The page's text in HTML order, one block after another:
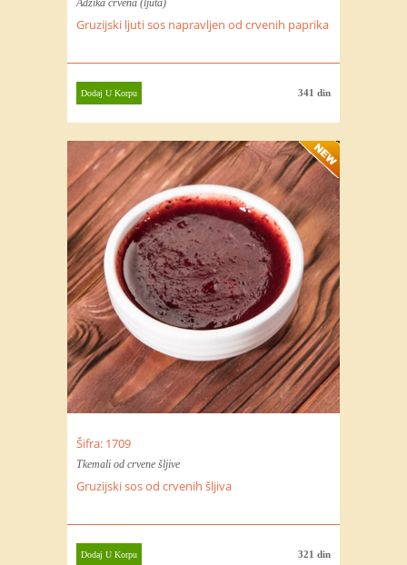
Gruzijski ljuti sos napravljen od crvenih paprika
341 din
Dodaj U Korpu
Šifra: 1709
Tkemali od crvene šljive
Gruzijski sos od crvenih šljiva
321 din
Dodaj U Korpu